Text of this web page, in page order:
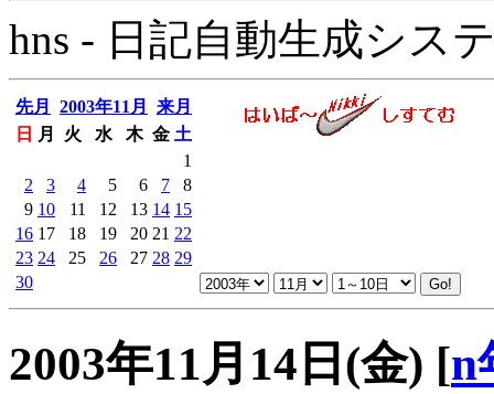
hns - 日記自動生成シス
先月 2003年11月
来月
日
月 火 水 木 金 土
1
2
3 4 5 6 7
8
9 10 11 12 13 14 15
16 17 18 19 20 21 22
23 24 25 26 27 28 29
30
2003年11月14日(金) [n